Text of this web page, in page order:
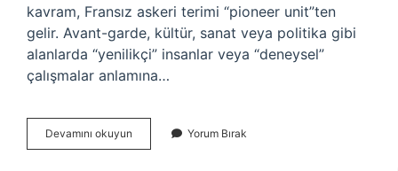
kavram, Fransız askeri terimi “pioneer unit”ten
gelir. Avant-garde, kültür, sanat veya politika gibi
alanlarda “yenilikçi” insanlar veya “deneysel”
çalışmalar anlamına…
Devamını okuyun Avangart
Erkek
Yorum Bırak